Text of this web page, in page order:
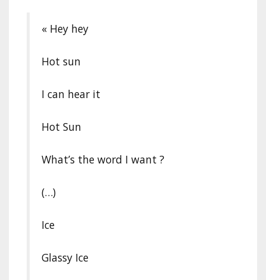
« Hey hey
Hot sun
I can hear it
Hot Sun
What’s the word I want ?
(…)
Ice
Glassy Ice